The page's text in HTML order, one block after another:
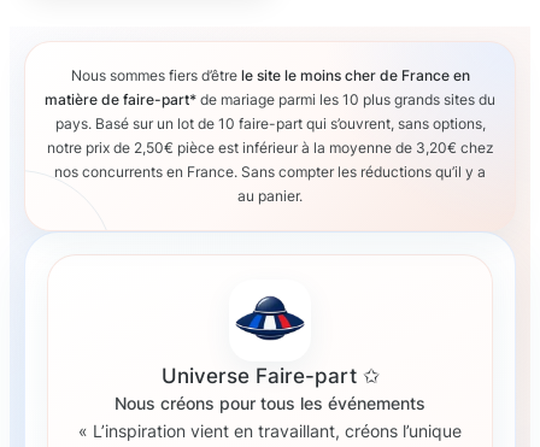
Nous sommes fiers d’être le site le moins cher de France en
matière de faire-part* de mariage parmi les 10 plus grands sites du
pays. Basé sur un lot de 10 faire-part qui s’ouvrent, sans options,
notre prix de 2,50€ pièce est inférieur à la moyenne de 3,20€ chez
nos concurrents en France. Sans compter les réductions qu’il y a
au panier.
Universe Faire-part ✩
Nous créons pour tous les événements
« L’inspiration vient en travaillant, créons l’unique